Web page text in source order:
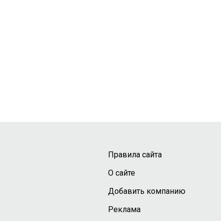
Правила сайта
О сайте
Добавить компанию
Реклама